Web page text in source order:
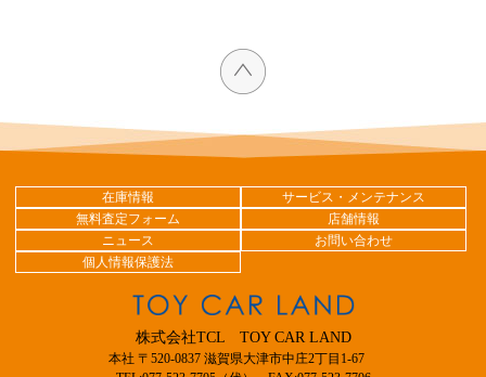
在庫情報
サービス・メンテナンス
無料査定フォーム
店舗情報
ニュース
お問い合わせ
個人情報保護法
株式会社TCL TOY CAR LAND
本社 〒520-0837 滋賀県大津市中庄2丁目1-67